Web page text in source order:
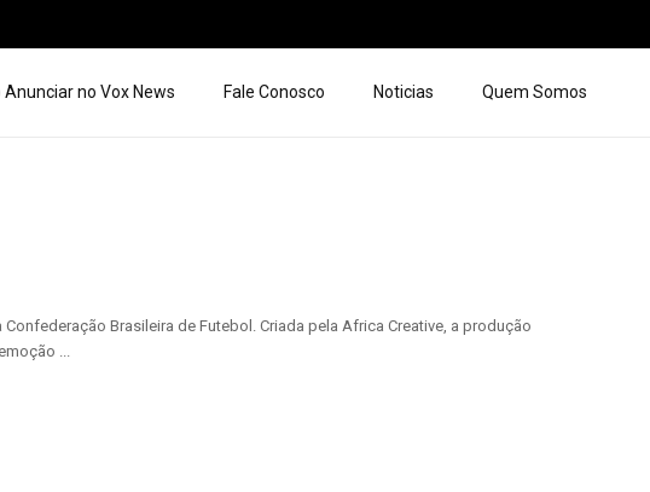
Anunciar no Vox News Fale Conosco Noticias Quem Somos
Brasileira de Futebol. Criada pela Africa Creative, a produção
...